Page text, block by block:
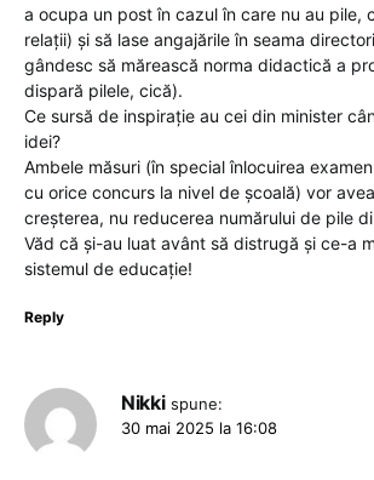
a ocupa un post în cazul în care nu au pile,
relații) și să lase angajările în seama
gândesc să mărească norma didactică a
dispară pilele, cică).
Ce sursă de inspirație au cei din minister
idei?
Ambele măsuri (în special înlocuirea
cu orice concurs la nivel de școală) vor
creșterea, nu reducerea numărului de pile
Văd că și-au luat avânt să distrugă și ce-a
sistemul de educație!
Reply
Nikki spune:
30 mai 2025 la 16:08